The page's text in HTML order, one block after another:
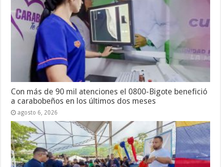
Con más de 90 mil atenciones el 0800-Bigote benefició
a carabobeños en los últimos dos meses
agosto 6, 2026